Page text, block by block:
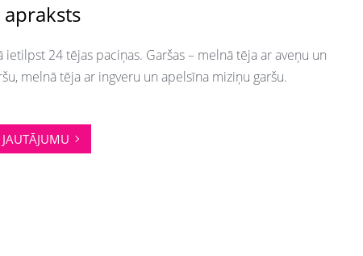
apraksts
ietilpst 24 tējas paciņas. Garšas – melnā tēja ar aveņu un
melnā tēja ar ingveru un apelsīna miziņu garšu.